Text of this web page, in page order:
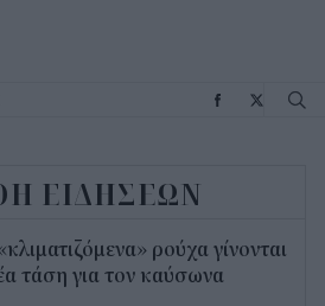
ΕΙΔΗΣΕΩΝ
ρούχα γίνονται
τάση για τον καύσωνα